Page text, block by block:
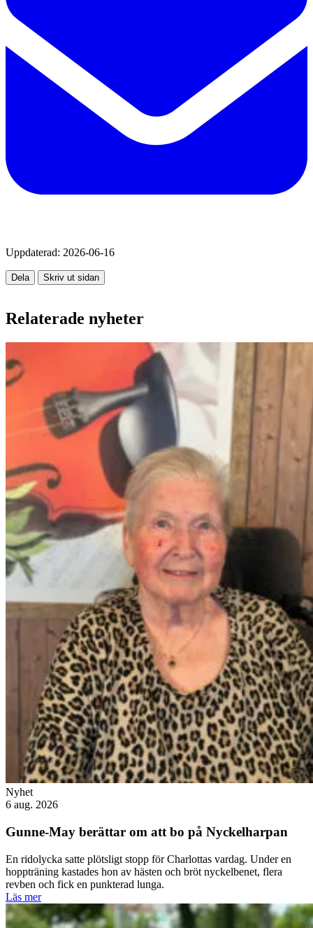
Uppdaterad: 2026-06-16
Dela Skriv ut sidan
Relaterade nyheter
Nyhet
6 aug. 2026
Gunne-May berättar om att bo på Nyckelharpan
En ridolycka satte plötsligt stopp för Charlottas vardag. Under en
hoppträning kastades hon av hästen och bröt nyckelbenet, flera
revben och fick en punkterad lunga.
Läs mer